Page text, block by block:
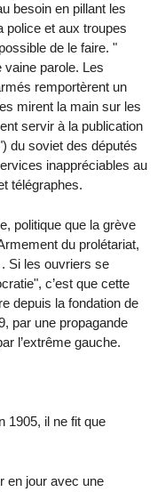
besoin en pillant les
police et aux troupes
de le faire. "
vaine parole. Les
remportèrent un
mirent la main sur les
servir à la publication
du soviet des députés
inappréciables au
télégraphes.
politique que la grève
du prolétariat,
Si les ouvriers se
c’est que cette
depuis la fondation de
par une propagande
l’extrême gauche.
1905, il ne fit que
en jour avec une